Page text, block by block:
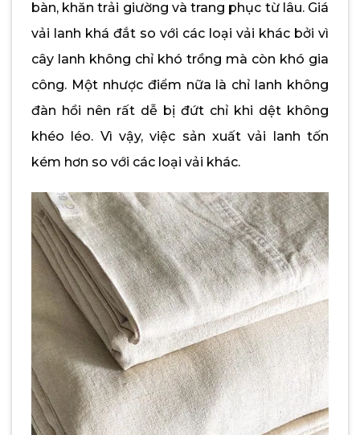
bàn, khăn trải giường và trang phục từ lâu. Giá
vải lanh khá đắt so với các loại vải khác bởi vì
cây lanh không chỉ khó trồng mà còn khó gia
công. Một nhược điểm nữa là chỉ lanh không
đàn hồi nên rất dễ bị đứt chỉ khi dệt không
khéo léo. Vì vậy, việc sản xuất vải lanh tốn
kém hơn so với các loại vải khác.